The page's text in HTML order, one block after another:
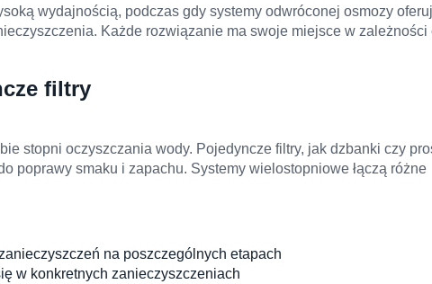
wydajnością, podczas gdy systemy odwróconej osmozy
Każde rozwiązanie ma swoje miejsce w zależności
filtry
stopni oczyszczania wody. Pojedyncze filtry, jak dzbanki czy
poprawy smaku i zapachu. Systemy wielostopniowe łączą różne
na poszczególnych etapach
w konkretnych zanieczyszczeniach